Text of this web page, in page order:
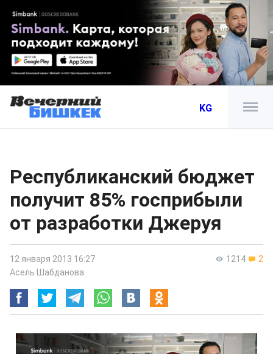
KG
Республиканский бюджет
получит 85% госприбыли
от разработки Джеруя
1214 2
12 января 2013 16:27
Асель Шабданова